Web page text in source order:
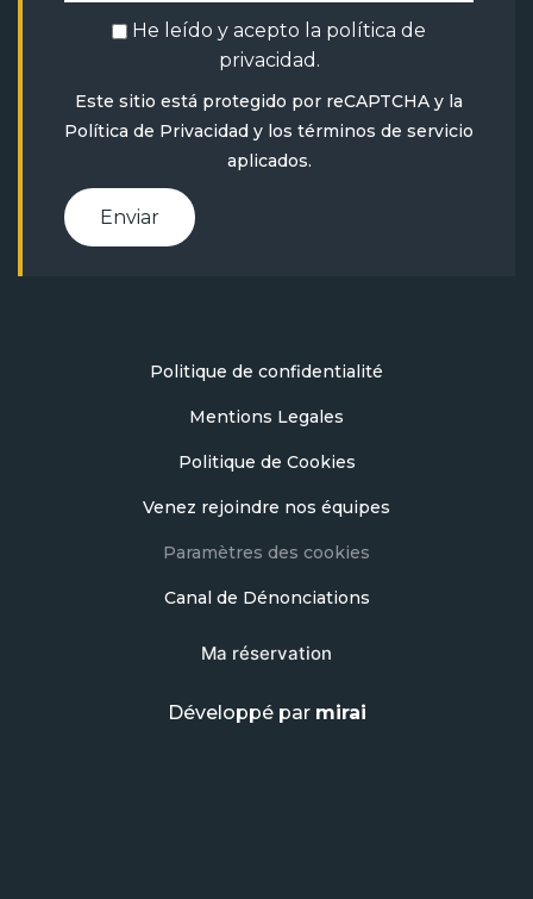
He leído y acepto la política de
privacidad .
Este sitio está protegido por reCAPTCHA y la
Política de Privacidad y los términos de servicio
aplicados.
Enviar
Politique de confidentialité
Mentions Legales
Politique de Cookies
Venez rejoindre nos équipes
Paramètres des cookies
Canal de Dénonciations
Ma réservation
Développé par mirai